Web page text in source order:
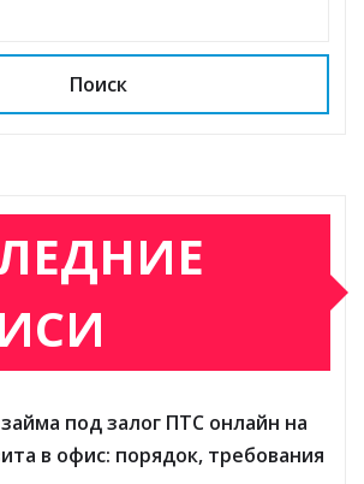
Поиск
под залог ПТС онлайн на
в офис: порядок, требования